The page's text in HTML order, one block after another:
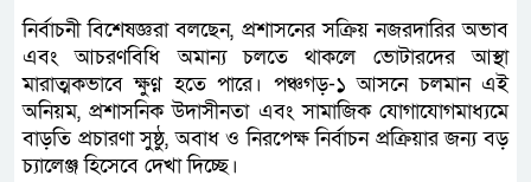
নির্বাচনী বিশেষজ্ঞরা বলছেন, প্রশাসনের সক্রিয় নজরদারির অভাব
এবং আচরণবিধি অমান্য চলতে থাকলে ভোটারদের আস্থা
মারাত্মকভাবে ক্ষুণ্ণ হতে পারে। পঞ্চগড়-১ আসনে চলমান এই
অনিয়ম, প্রশাসনিক উদাসীনতা এবং সামাজিক যোগাযোগমাধ্যমে
বাড়তি প্রচারণা সুষ্ঠু, অবাধ ও নিরপেক্ষ নির্বাচন প্রক্রিয়ার জন্য বড়
চ্যালেঞ্জ হিসেবে দেখা দিচ্ছে।